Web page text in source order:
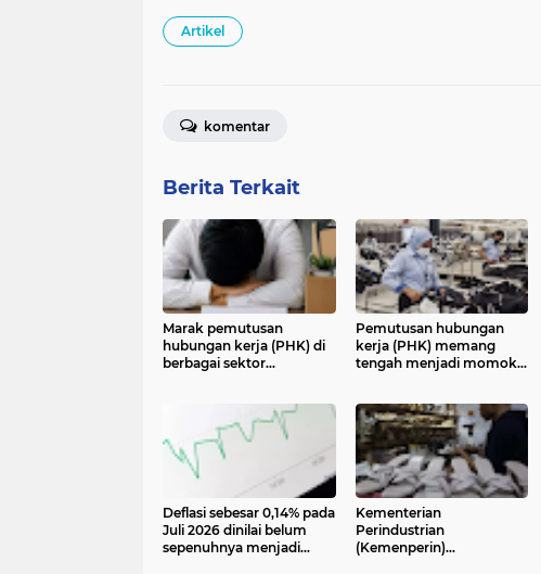
Artikel
komentar
Berita Terkait
Marak pemutusan
hubungan kerja (PHK) di
berbagai sektor
pemerintah segera
menciptakan iklim usaha
yang kondusif
Pemutusan hubungan
kerja (PHK) memang
tengah menjadi momok
tekanan. Selain
dipengaruhi faktor
eksternal
Deflasi sebesar 0,14% pada
Juli 2026 dinilai belum
sepenuhnya menjadi
Kementerian
Perindustrian
(Kemenperin)